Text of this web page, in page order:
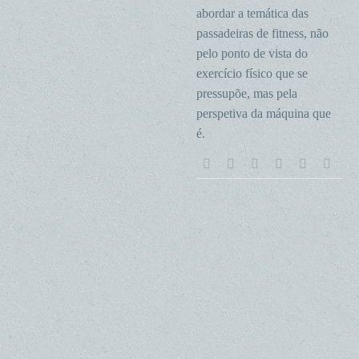
abordar a temática das
passadeiras de fitness, não
pelo ponto de vista do
exercício físico que se
pressupõe, mas pela
perspetiva da máquina que
é.